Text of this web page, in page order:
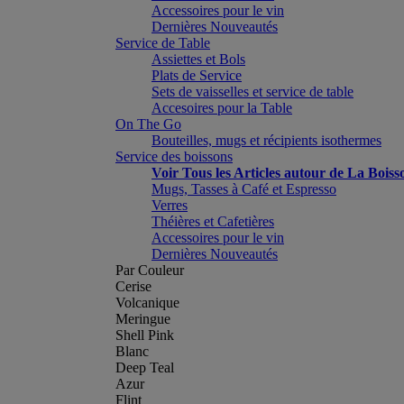
Accessoires pour le vin
Dernières Nouveautés
Service de Table
Assiettes et Bols
Plats de Service
Sets de vaisselles et service de table
Accesoires pour la Table
On The Go
Bouteilles, mugs et récipients isothermes
Service des boissons
Voir Tous les Articles autour de La
Mugs, Tasses à Café et Espresso
Verres
Théières et Cafetières
Accessoires pour le vin
Dernières Nouveautés
Par Couleur
Cerise
Volcanique
Meringue
Shell Pink
Blanc
Deep Teal
Azur
Flint